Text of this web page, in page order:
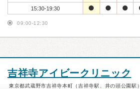
15:30-19:30
09:00-12:30
吉祥寺アイビークリニック
東京都武蔵野市吉祥寺本町（吉祥寺駅、井の頭公園駅）